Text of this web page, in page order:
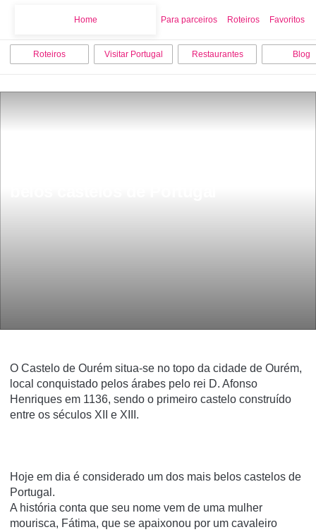
Home Para parceiros Roteiros Favoritos
Roteiros Visitar Portugal Restaurantes Blog
O Castelo de Ourém situa-se no topo da cidade de Ourém,
local conquistado pelos árabes pelo rei D. Afonso
Henriques em 1136, sendo o primeiro castelo construído
entre os séculos XII e XIII.
Hoje em dia é considerado um dos mais belos castelos de
Portugal.
A história conta que seu nome vem de uma mulher
mourisca, Fátima, que se apaixonou por um cavaleiro